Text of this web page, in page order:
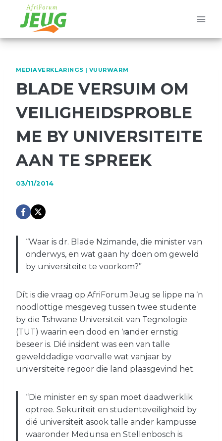
content
MEDIAVERKLARINGS | VUURWARM
BLADE VERSUIM OM
VEILIGHEIDSPROBLE
ME BY UNIVERSITEITE
AAN TE SPREEK
03/11/2014
“Waar is dr. Blade Nzimande, die minister van
onderwys, en wat gaan hy doen om geweld
by universiteite te voorkom?”
Dít is die vraag op AfriForum Jeug se lippe na ŉ
noodlottige mesgeveg tussen twee studente
by die Tshwane Universiteit van Tegnologie
(TUT) waarin een dood en ŉ ander ernstig
beseer is. Dié insident was een van talle
gewelddadige voorvalle wat vanjaar by
universiteite regoor die land plaasgevind het.
“Die minister en sy span moet daadwerklik
optree. Sekuriteit en studenteveiligheid by
dié universiteit asook talle ander kampusse
waaronder Medunsa en Stellenbosch is